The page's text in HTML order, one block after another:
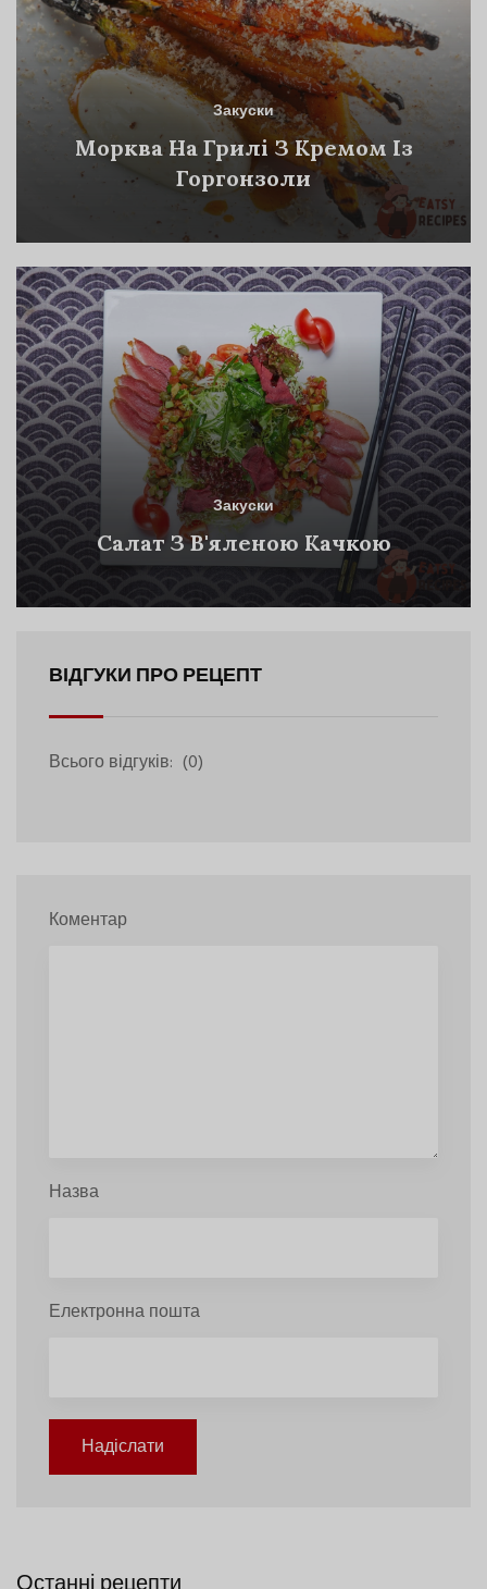
Закуски
Морква На Грилі З Кремом Із
Горгонзоли
Закуски
Салат З В'яленою Качкою
ВІДГУКИ ПРО РЕЦЕПТ
Всього відгуків: (0)
Коментар
Назва
Електронна пошта
Надіслати